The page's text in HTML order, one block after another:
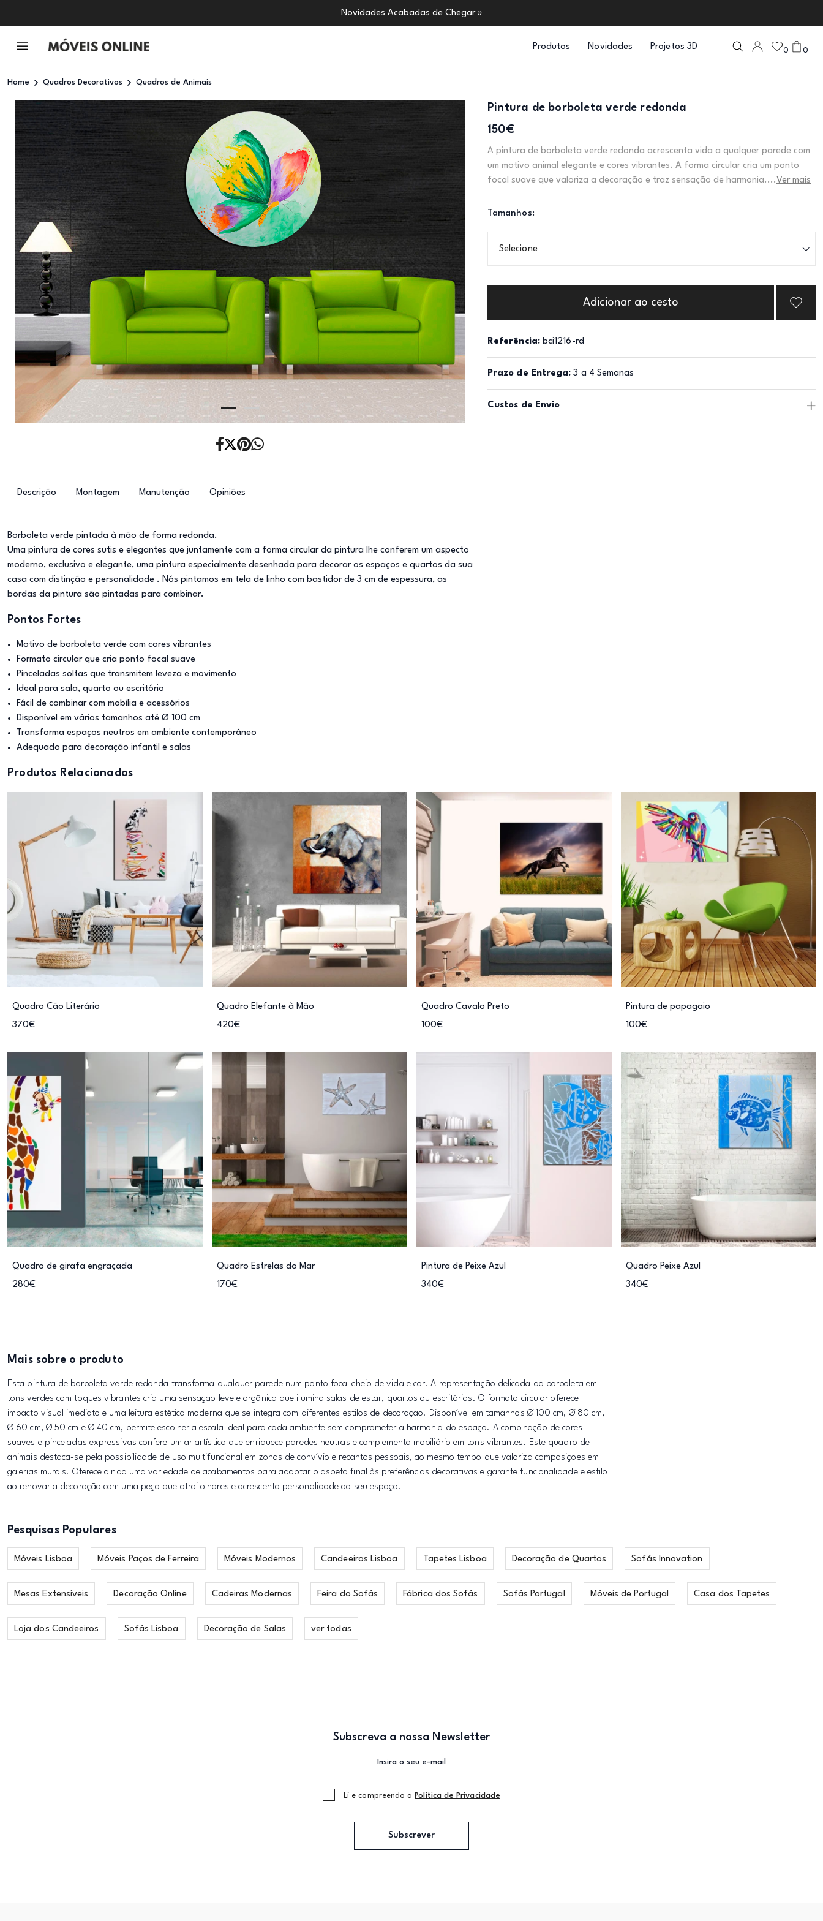
Novidades Acabadas de Chegar »
Produtos Novidades Projetos 3D 0 0
Home Quadros Decorativos Quadros de Animais
Pintura de borboleta verde redonda
150€
A pintura de borboleta verde redonda acrescenta vida a qualquer parede com
um motivo animal elegante e cores vibrantes. A forma circular cria um ponto
focal suave que valoriza a decoração e traz sensação de harmonia.... Ver mais
Tamanhos:
Selecione
Adicionar ao cesto
Referência: bci1216-rd
Prazo de Entrega: 3 a 4 Semanas
Custos de Envio
Descrição Montagem Manutenção Opiniões
Borboleta verde pintada à mão de forma redonda.
Uma pintura de cores sutis e elegantes que juntamente com a forma circular da pintura lhe conferem um aspecto
moderno, exclusivo e elegante, uma pintura especialmente desenhada para decorar os espaços e quartos da sua
casa com distinção e personalidade . Nós pintamos em tela de linho com bastidor de 3 cm de espessura, as
bordas da pintura são pintadas para combinar.
Pontos Fortes
Motivo de borboleta verde com cores vibrantes
Formato circular que cria ponto focal suave
Pinceladas soltas que transmitem leveza e movimento
Ideal para sala, quarto ou escritório
Fácil de combinar com mobília e acessórios
Disponível em vários tamanhos até Ø 100 cm
Transforma espaços neutros em ambiente contemporâneo
Adequado para decoração infantil e salas
Produtos Relacionados
Quadro Cão Literário
370€
Quadro Elefante à Mão
420€
Quadro Cavalo Preto
100€
Pintura de papagaio
100€
Quadro de girafa engraçada
280€
Quadro Estrelas do Mar
170€
Pintura de Peixe Azul
340€
Quadro Peixe Azul
340€
Mais sobre o produto
Esta pintura de borboleta verde redonda transforma qualquer parede num ponto focal cheio de vida e cor. A representação delicada da borboleta em
tons verdes com toques vibrantes cria uma sensação leve e orgânica que ilumina salas de estar, quartos ou escritórios. O formato circular oferece
impacto visual imediato e uma leitura estética moderna que se integra com diferentes estilos de decoração. Disponível em tamanhos Ø 100 cm, Ø 80 cm,
Ø 60 cm, Ø 50 cm e Ø 40 cm, permite escolher a escala ideal para cada ambiente sem comprometer a harmonia do espaço. A combinação de cores
suaves e pinceladas expressivas confere um ar artístico que enriquece paredes neutras e complementa mobiliário em tons vibrantes. Este quadro de
animais destaca-se pela possibilidade de uso multifuncional em zonas de convívio e recantos pessoais, ao mesmo tempo que valoriza composições em
galerias murais. Oferece ainda uma variedade de acabamentos para adaptar o aspeto final às preferências decorativas e garante funcionalidade e estilo
ao renovar a decoração com uma peça que atrai olhares e acrescenta personalidade ao seu espaço.
Pesquisas Populares
Móveis Lisboa Móveis Paços de Ferreira Móveis Modernos Candeeiros Lisboa Tapetes Lisboa Decoração de Quartos Sofás Innovation
Mesas Extensíveis Decoração Online Cadeiras Modernas Feira do Sofás Fábrica dos Sofás Sofás Portugal Móveis de Portugal Casa dos Tapetes
Loja dos Candeeiros Sofás Lisboa Decoração de Salas ver todas
Subscreva a nossa Newsletter
Li e compreendo a Politica de Privacidade
Subscrever